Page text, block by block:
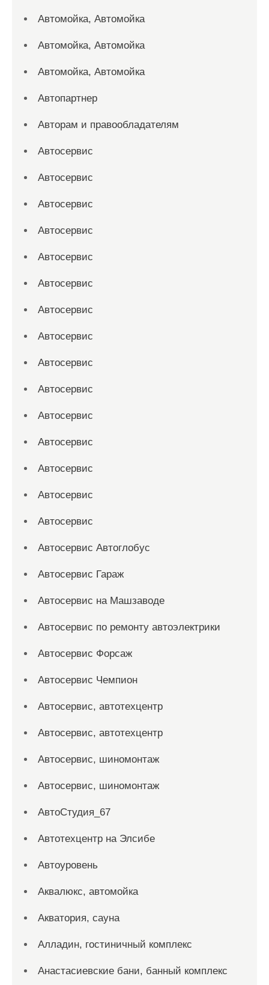
Автомойка, Автомойка
Автомойка, Автомойка
Автомойка, Автомойка
Автопартнер
Авторам и правообладателям
Автосервис
Автосервис
Автосервис
Автосервис
Автосервис
Автосервис
Автосервис
Автосервис
Автосервис
Автосервис
Автосервис
Автосервис
Автосервис
Автосервис
Автосервис
Автосервис Автоглобус
Автосервис Гараж
Автосервис на Машзаводе
Автосервис по ремонту автоэлектрики
Автосервис Форсаж
Автосервис Чемпион
Автосервис, автотехцентр
Автосервис, автотехцентр
Автосервис, шиномонтаж
Автосервис, шиномонтаж
АвтоСтудия_67
Автотехцентр на Элсибе
Автоуровень
Аквалюкс, автомойка
Акватория, сауна
Алладин, гостиничный комплекс
Анастасиевские бани, банный комплекс